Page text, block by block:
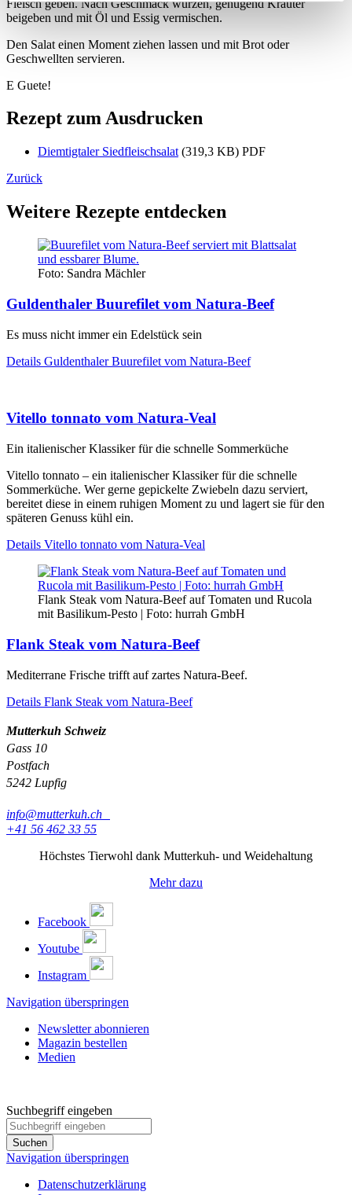
Fleisch geben. Nach Geschmack würzen, genügend Kräuter
beigeben und mit Öl und Essig vermischen.
Den Salat einen Moment ziehen lassen und mit Brot oder
Geschwellten servieren.
E Guete!
Rezept zum Ausdrucken
Diemtigtaler Siedfleischsalat (319,3 KB) PDF
Zurück
Weitere Rezepte entdecken
Foto: Sandra Mächler
Guldenthaler Buurefilet vom Natura-Beef
Es muss nicht immer ein Edelstück sein
Details Guldenthaler Buurefilet vom Natura-Beef
Vitello tonnato vom Natura-Veal
Ein italienischer Klassiker für die schnelle Sommerküche
Vitello tonnato – ein italienischer Klassiker für die schnelle
Sommerküche. Wer gerne gepickelte Zwiebeln dazu serviert,
bereitet diese in einem ruhigen Moment zu und lagert sie für den
späteren Genuss kühl ein.
Details Vitello tonnato vom Natura-Veal
Flank Steak vom Natura-Beef auf Tomaten und Rucola
mit Basilikum-Pesto | Foto: hurrah GmbH
Flank Steak vom Natura-Beef
Mediterrane Frische trifft auf zartes Natura-Beef.
Details Flank Steak vom Natura-Beef
Mutterkuh Schweiz
Gass 10
Postfach
5242 Lupfig
info@mutterkuh.ch
+41 56 462 33 55
Höchstes Tierwohl dank Mutterkuh- und Weidehaltung
Mehr dazu
Facebook
Youtube
Instagram
Navigation überspringen
Newsletter abonnieren
Magazin bestellen
Medien
Suchbegriff eingeben
Suchen
Navigation überspringen
Datenschutzerklärung